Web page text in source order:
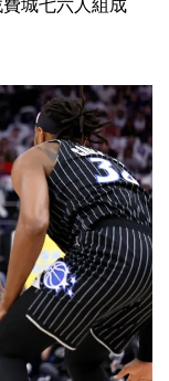
費城七六人組成